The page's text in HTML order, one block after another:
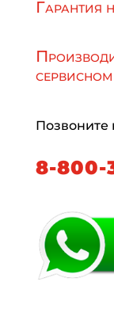
Гарантия
Позвоните
8-800-